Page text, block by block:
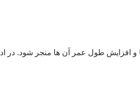
و افزایش طول عمر آن ها منجر شود. در